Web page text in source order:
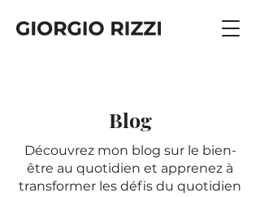
Blog
Découvrez mon blog sur le bien-
être au quotidien et apprenez à
transformer les défis du quotidien